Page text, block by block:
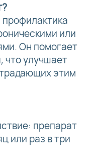
или
Он помогает
что улучшает
этим
препарат
или раз в три